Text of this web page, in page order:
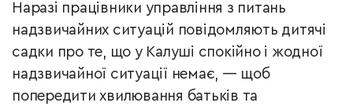
Наразі працівники управління з питань
надзвичайних ситуацій повідомляють дитячі
садки про те, що у Калуші спокійно і жодної
надзвичайної ситуації немає, — щоб
попередити хвилювання батьків та